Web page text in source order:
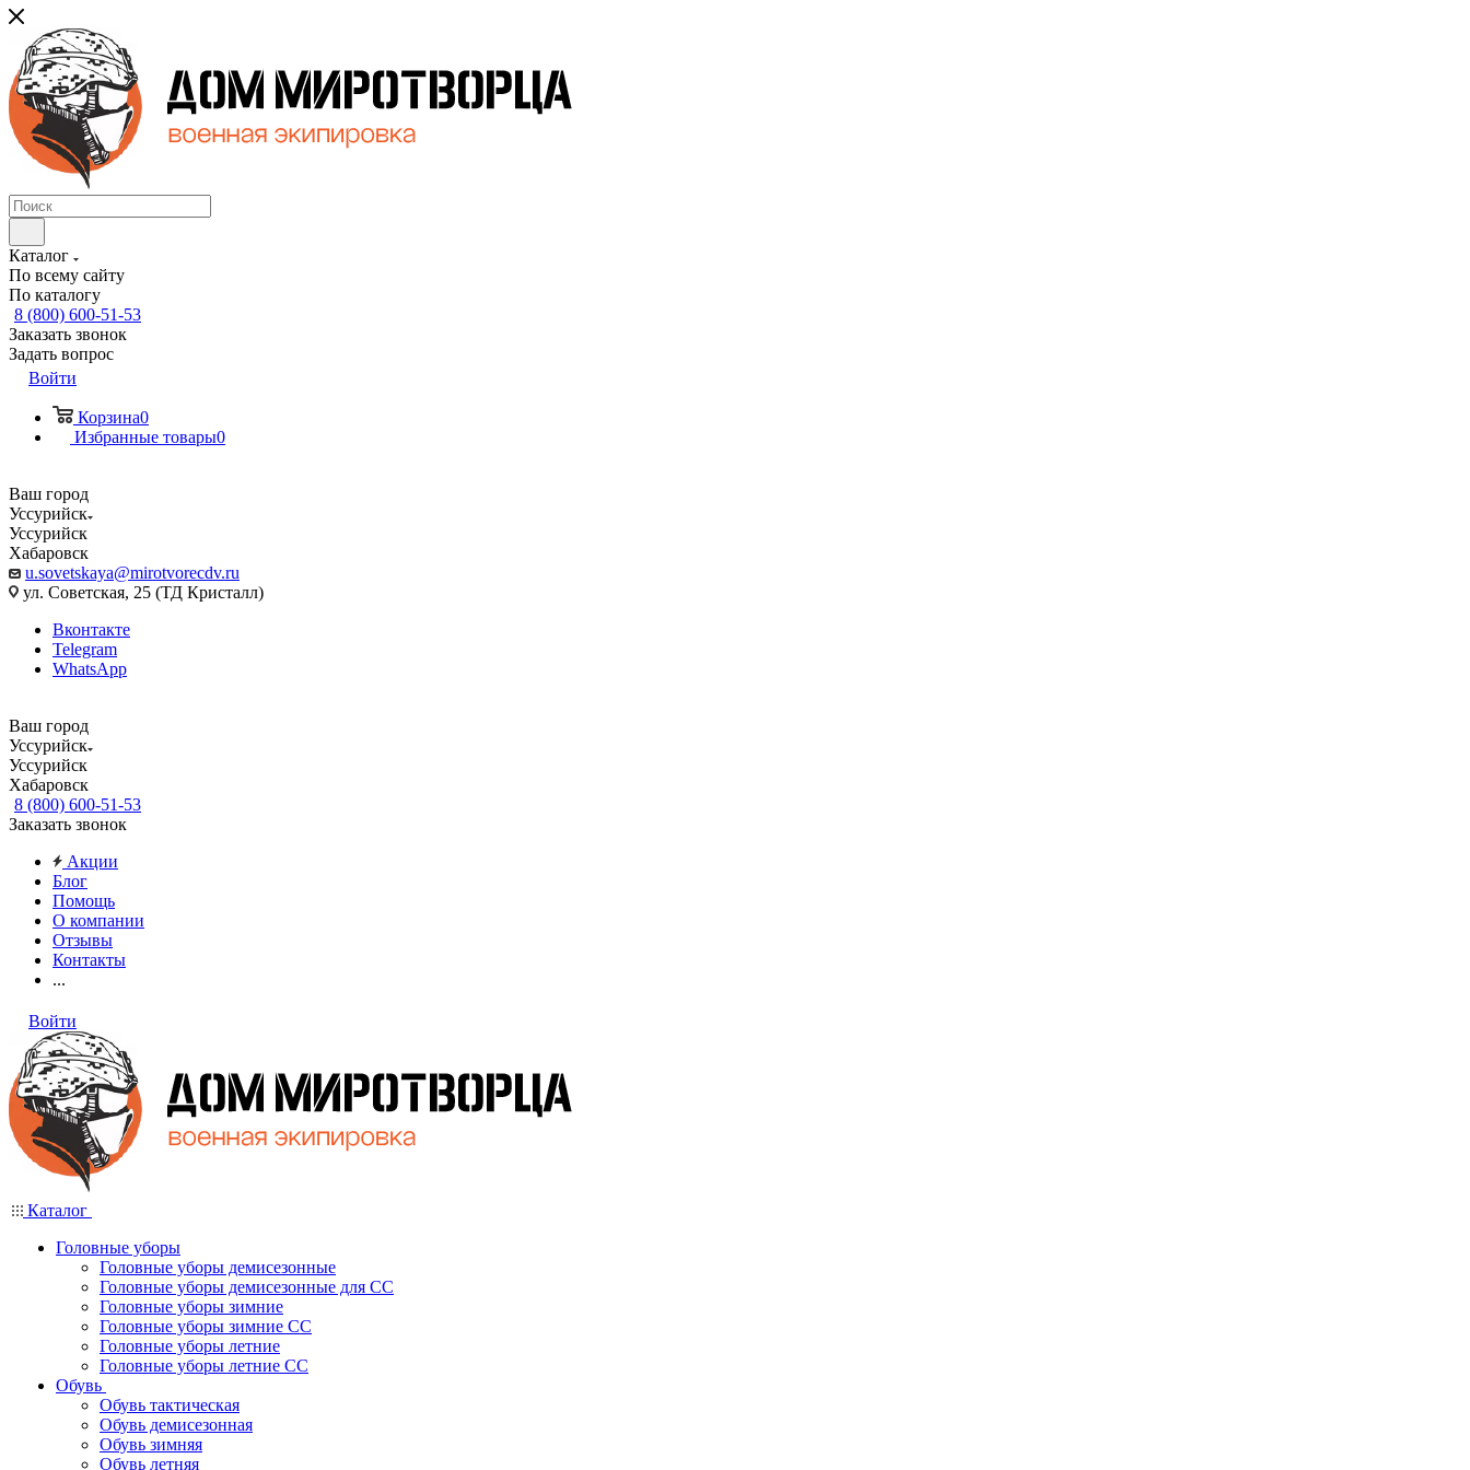
Каталог
По всему сайту
По каталогу
8 (800) 600-51-53
Заказать звонок
Задать вопрос
Войти
Корзина0
Избранные товары0
Ваш город
Уссурийск
Уссурийск
Хабаровск
u.sovetskaya@mirotvorecdv.ru
ул. Советская, 25 (ТД Кристалл)
Вконтакте
Telegram
WhatsApp
Ваш город
Уссурийск
Уссурийск
Хабаровск
8 (800) 600-51-53
Заказать звонок
Акции
Блог
Помощь
О компании
Отзывы
Контакты
...
Войти
Каталог
Головные уборы
Головные уборы демисезонные
Головные уборы демисезонные для СС
Головные уборы зимние
Головные уборы зимние СС
Головные уборы летние
Головные уборы летние СС
Обувь
Обувь тактическая
Обувь демисезонная
Обувь зимняя
Обувь летняя